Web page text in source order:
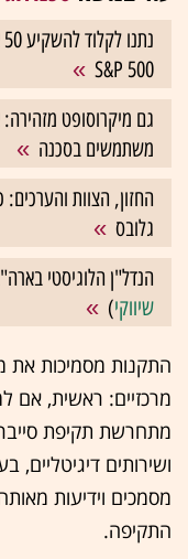
S&P 500
גם מיקרוסופט מזהירה:
משתמשים בסכנה
החזון, הצוות
גלובס
הנדל"ן הלוגיסטי
שיווקי)
התקנות מסמיכות את
מרכזיים: ראשית,
מתחרשת תקיפת
ושירותים
מסמכים וידיעות
התקיפה.